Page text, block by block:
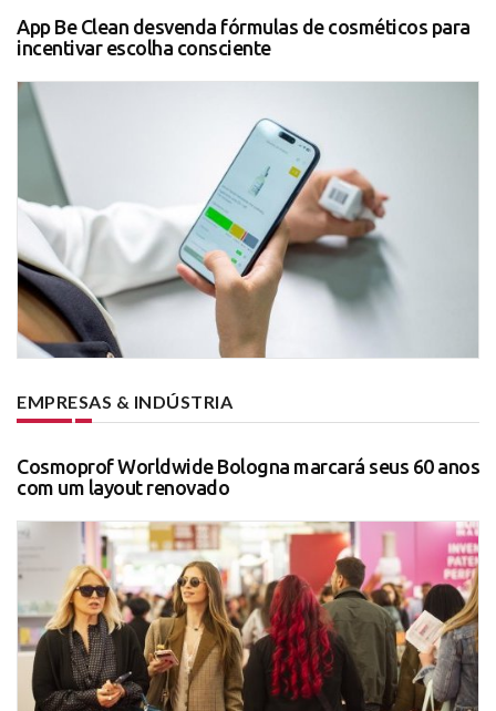
App Be Clean desvenda fórmulas de cosméticos para
incentivar escolha consciente
EMPRESAS & INDÚSTRIA
Cosmoprof Worldwide Bologna marcará seus 60 anos
com um layout renovado